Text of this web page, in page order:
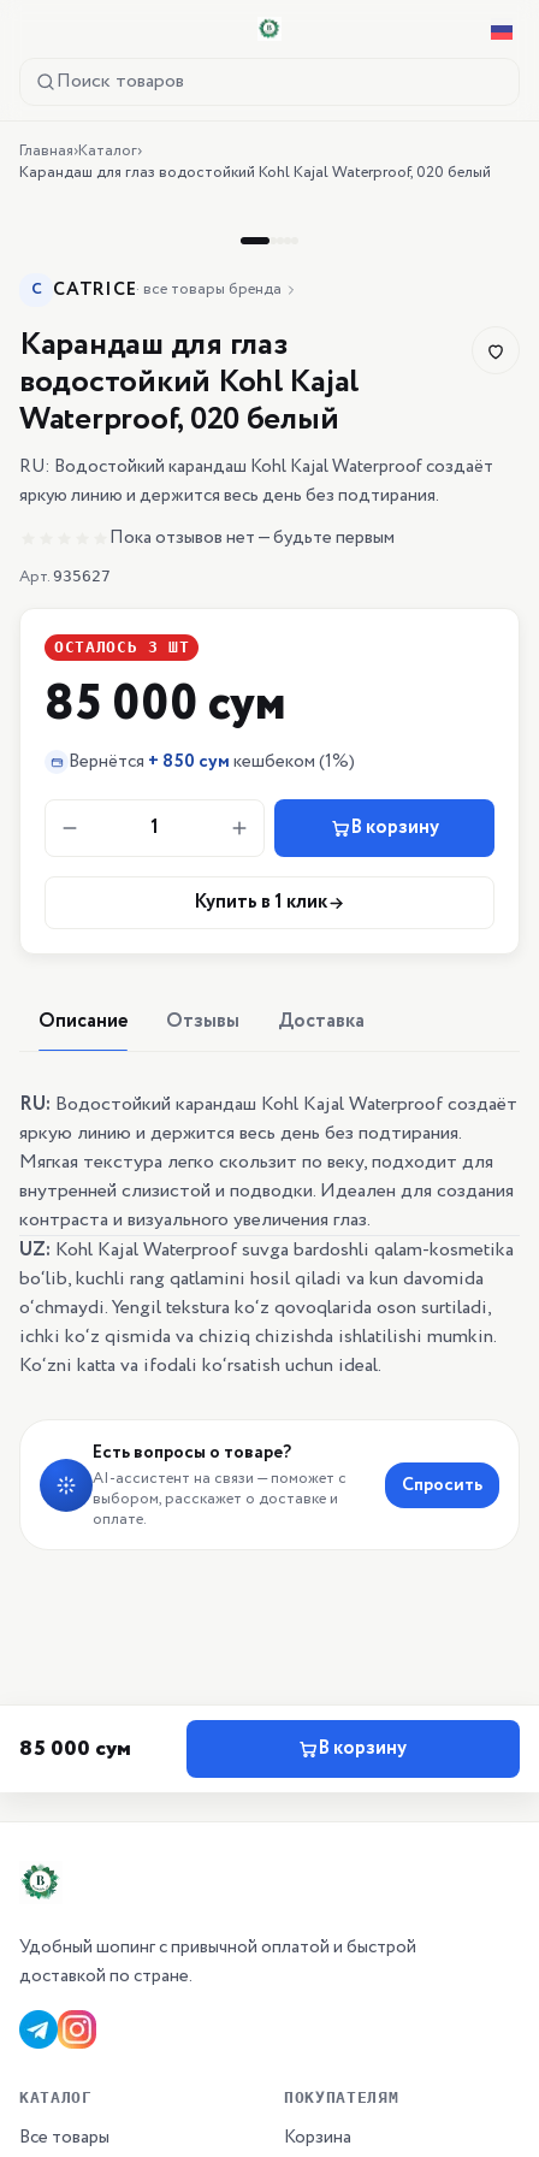
Поиск товаров
Главная›Каталог›
Карандаш для глаз водостойкий Kohl Kajal Waterproof, 020 белый
C CATRICE· все товары бренда
Карандаш для глаз
водостойкий Kohl Kajal
Waterproof, 020 белый
RU: Водостойкий карандаш Kohl Kajal Waterproof создаёт
яркую линию и держится весь день без подтирания.
Пока отзывов нет — будьте первым
Арт. 935627
ОСТАЛОСЬ 3 ШТ
85 000 сум
Вернётся + 850 сумкешбеком(1%)
1 В корзину
Купить в 1 клик
Описание Отзывы Доставка
RU: Водостойкий карандаш Kohl Kajal Waterproof создаёт
яркую линию и держится весь день без подтирания.
Мягкая текстура легко скользит по веку, подходит для
внутренней слизистой и подводки. Идеален для создания
контраста и визуального увеличения глаз.
UZ: Kohl Kajal Waterproof suvga bardoshli qalam-kosmetika
bo‘lib, kuchli rang qatlamini hosil qiladi va kun davomida
o‘chmaydi. Yengil tekstura ko‘z qovoqlarida oson surtiladi,
ichki ko‘z qismida va chiziq chizishda ishlatilishi mumkin.
Ko‘zni katta va ifodali ko‘rsatish uchun ideal.
Есть вопросы о товаре?
AI-ассистент на связи — поможет с
выбором, расскажет о доставке и
оплате.
Спросить
85 000 сум В корзину
Удобный шопинг с привычной оплатой и быстрой
доставкой по стране.
КАТАЛОГ
Все товары
ПОКУПАТЕЛЯМ
Корзина